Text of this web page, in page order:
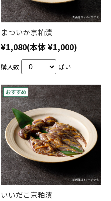
まついか京粕漬
¥1,080(本体 ¥1,000)
購入数 ぱい
いいだこ京粕漬